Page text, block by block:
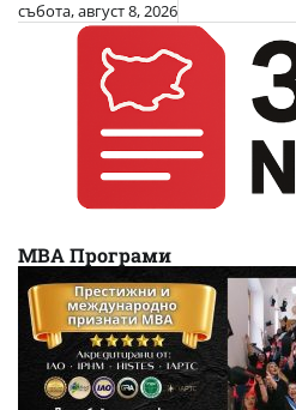
Skipсъбота, август 8, 2026
МВА Програми